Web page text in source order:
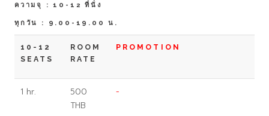
ความจุ : 10-12 ที่นั่ง
ทุกวัน : 9.00-19.00 น.
10-12
SEATS
ROOM
RATE
PROMOTION
1 hr.
500
THB
-